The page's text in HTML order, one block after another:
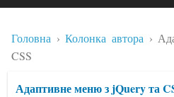
Головна Колонка автора
CSS
Адаптивне меню з jQuery та